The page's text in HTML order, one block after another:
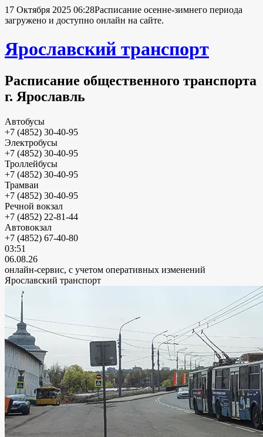
17 Октября 2025 06:28Расписание осенне-зимнего периода
загружено и доступно онлайн на сайте.
Ярославский транспорт
Расписание общественного транспорта
г. Ярославль
Автобусы
+7 (4852) 30-40-95
Электробусы
+7 (4852) 30-40-95
Троллейбусы
+7 (4852) 30-40-95
Трамваи
+7 (4852) 30-40-95
Речной вокзал
+7 (4852) 22-81-44
Автовокзал
+7 (4852) 67-40-80
03:51
06.08.26
онлайн-сервис, с учетом оперативных изменений
Ярославский транспорт